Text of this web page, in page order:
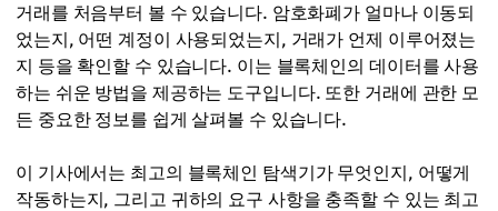
거래를 처음부터 볼 수 있습니다. 암호화폐가 얼마나 이동되
었는지, 어떤 계정이 사용되었는지, 거래가 언제 이루어졌는
지 등을 확인할 수 있습니다. 이는 블록체인의 데이터를 사용
하는 쉬운 방법을 제공하는 도구입니다. 또한 거래에 관한 모
든 중요한 정보를 쉽게 살펴볼 수 있습니다.
이 기사에서는 최고의 블록체인 탐색기가 무엇인지, 어떻게
작동하는지, 그리고 귀하의 요구 사항을 충족할 수 있는 최고